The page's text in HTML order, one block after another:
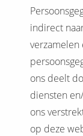
indirect
verzamelen
ons deelt
diensten
ons
op deze
Hierdoor
website-
van